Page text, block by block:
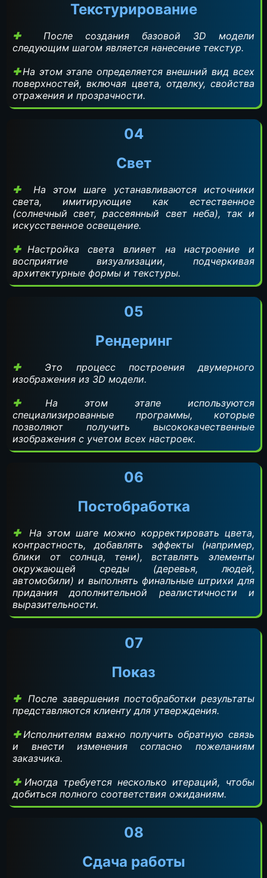
Текстурирование
После создания базовой 3D модели
следующим шагом является нанесение текстур.
На этом этапе определяется внешний вид всех
поверхностей, включая цвета, отделку, свойства
отражения и прозрачности.
04
Свет
На этом шаге устанавливаются источники
света, имитирующие как естественное
(солнечный свет, рассеянный свет неба), так и
искусственное освещение.
Настройка света влияет на настроение и
восприятие визуализации, подчеркивая
архитектурные формы и текстуры.
05
Рендеринг
Это процесс построения двумерного
изображения из 3D модели.
На этом этапе используются
специализированные программы, которые
позволяют получить высококачественные
изображения с учетом всех настроек.
06
Постобработка
На этом шаге можно корректировать цвета,
контрастность, добавлять эффекты (например,
блики от солнца, тени), вставлять элементы
окружающей среды (деревья, людей,
автомобили) и выполнять финальные штрихи для
придания дополнительной реалистичности и
выразительности.
07
Показ
После завершения постобработки результаты
представляются клиенту для утверждения.
Исполнителям важно получить обратную связь
и внести изменения согласно пожеланиям
заказчика.
Иногда требуется несколько итераций, чтобы
добиться полного соответствия ожиданиям.
08
Сдача работы